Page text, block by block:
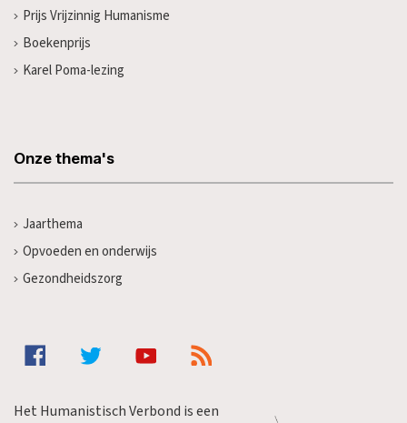
Prijs Vrijzinnig Humanisme
Boekenprijs
Karel Poma-lezing
Onze thema's
Jaarthema
Opvoeden en onderwijs
Gezondheidszorg
Het Humanistisch Verbond is een